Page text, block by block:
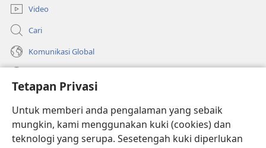
Tetapan Privasi
Untuk memberi anda pengalaman yang sebaik
mungkin, kami menggunakan kuki (cookies) dan
teknologi yang serupa. Sesetengah kuki diperlukan
Video
Cari
Komunikasi Global
(membuka
tetingkap
baharu)PERPUSTAKAAN DALAM TALIAN Watchtower
(membuka